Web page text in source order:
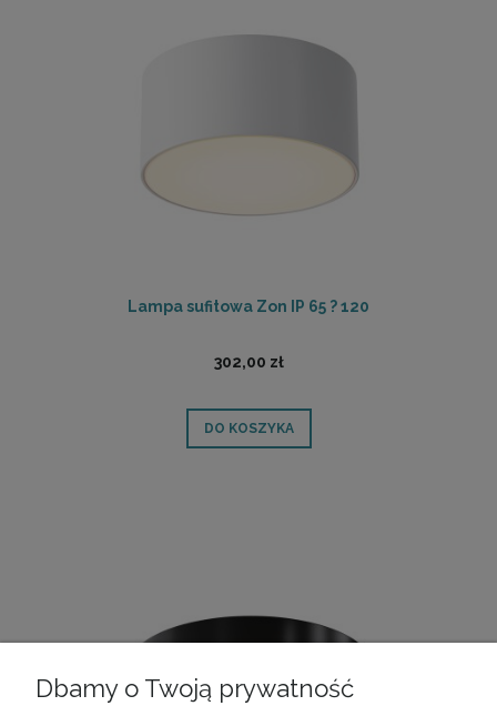
Lampa sufitowa Zon IP 65 ? 120
302,00 zł
DO KOSZYKA
Dbamy o Twoją prywatność